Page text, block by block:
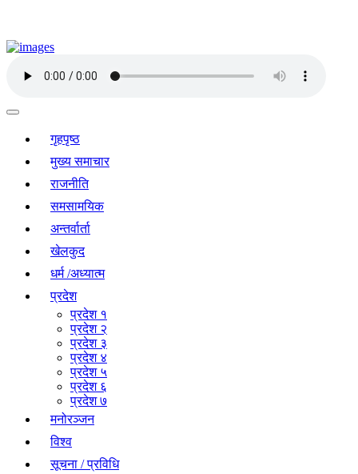
गृहपृष्ठ
मुख्य समाचार
राजनीति
समसामयिक
अन्तर्वार्ता
खेलकुद
धर्म /अध्यात्म
प्रदेश
प्रदेश १
प्रदेश २
प्रदेश ३
प्रदेश ४
प्रदेश ५
प्रदेश ६
प्रदेश ७
मनोरञ्जन
विश्व
सूचना / प्रविधि